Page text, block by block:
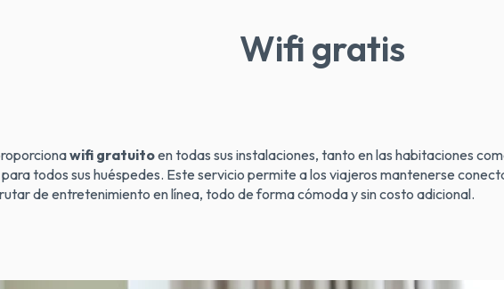
Wifi gratis
wifi gratuitoen todas sus instalaciones, tanto en las habitaciones
todos sus huéspedes. Este servicio permite a los viajeros mantenerse
de entretenimiento en línea, todo de forma cómoda y sin costo adicional.